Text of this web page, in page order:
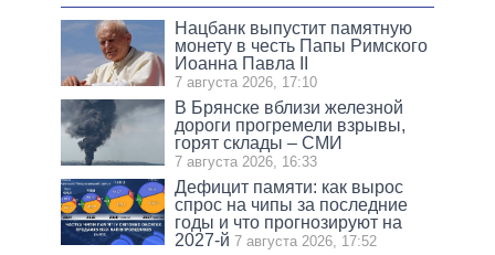
Нацбанк выпустит памятную
монету в честь Папы Римского
Иоанна Павла II
7 августа 2026, 17:10
В Брянске вблизи железной
дороги прогремели взрывы,
горят склады – СМИ
7 августа 2026, 16:33
Дефицит памяти: как вырос
спрос на чипы за последние
годы и что прогнозируют на
2027-й 7 августа 2026, 17:52